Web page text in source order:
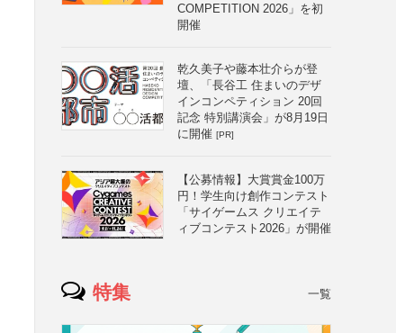
COMPETITION 2026」を初
開催
乾久美子や藤本壮介らが登
壇、「長谷工 住まいのデザ
インコンペティション 20回
記念 特別講演会」が8月19日
に開催 [PR]
【公募情報】大賞賞金100万
円！学生向け創作コンテスト
「サイゲームス クリエイテ
ィブコンテスト2026」が開催
特集 一覧